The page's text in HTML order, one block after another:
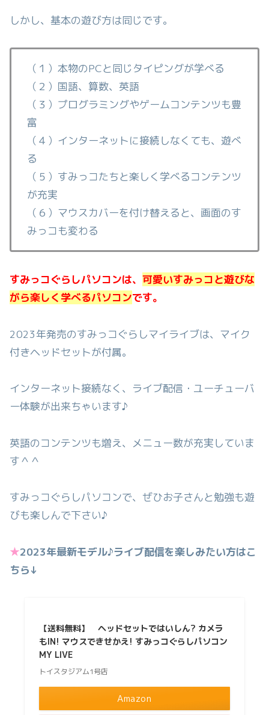
しかし、基本の遊び方は同じです。
（１）本物のPCと同じタイピングが学べる
（２）国語、算数、英語
（３）プログラミングやゲームコンテンツも豊
富
（４）インターネットに接続しなくても、遊べ
る
（５）すみっコたちと楽しく学べるコンテンツ
が充実
（６）マウスカバーを付け替えると、画面のす
みっコも変わる
すみっコぐらしパソコンは、 可愛いすみっコと遊びな
がら楽しく学べるパソコンです。
2023年発売のすみっコぐらしマイライブは、マイク
付きヘッドセットが付属。
インターネット接続なく、ライブ配信・ユーチューバ
ー体験が出来ちゃいます♪
英語のコンテンツも増え、メニュー数が充実していま
す＾＾
すみっコぐらしパソコンで、ぜひお子さんと勉強も遊
びも楽しんで下さい♪
★2023年最新モデル♪ライブ配信を楽しみたい方はこ
ちら↓
【送料無料】 ヘッドセットではいしん? カメラ
もIN! マウスできせかえ! すみっコぐらしパソコン
MY LIVE
トイスタジアム1号店
Amazon